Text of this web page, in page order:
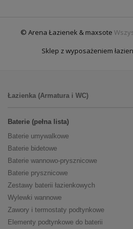
© Arena Łazienek & maxsote
Sklep z wyposażeniem
Łazienka (Armatura i WC)
Baterie (pełna lista)
Baterie umywalkowe
Baterie bidetowe
Baterie wannowo-prysznicowe
Baterie prysznicowe
Zestawy baterii łazienkowych
Wylewki wannowe
Zawory i termostaty podtynkowe
Elementy podtynkowe do baterii